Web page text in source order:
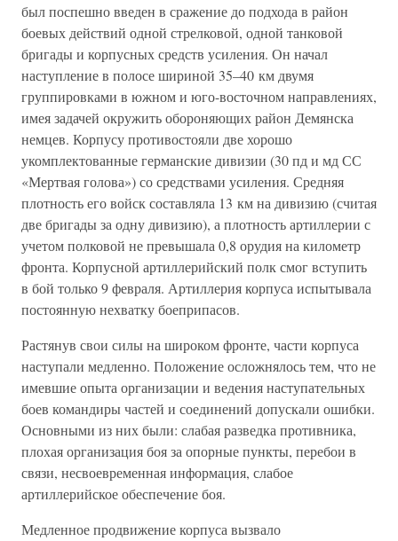
был поспешно введен в сражение до подхода в район
боевых действий одной стрелковой, одной танковой
бригады и корпусных средств усиления. Он начал
наступление в полосе шириной 35–40 км двумя
группировками в южном и юго-восточном направлениях,
имея задачей окружить обороняющих район Демянска
немцев. Корпусу противостояли две хорошо
укомплектованные германские дивизии (30 пд и мд СС
«Мертвая голова») со средствами усиления. Средняя
плотность его войск составляла 13 км на дивизию (считая
две бригады за одну дивизию), а плотность артиллерии с
учетом полковой не превышала 0,8 орудия на километр
фронта. Корпусной артиллерийский полк смог вступить
в бой только 9 февраля. Артиллерия корпуса испытывала
постоянную нехватку боеприпасов.
Растянув свои силы на широком фронте, части корпуса
наступали медленно. Положение осложнялось тем, что не
имевшие опыта организации и ведения наступательных
боев командиры частей и соединений допускали ошибки.
Основными из них были: слабая разведка противника,
плохая организация боя за опорные пункты, перебои в
связи, несвоевременная информация, слабое
артиллерийское обеспечение боя.
Медленное продвижение корпуса вызвало